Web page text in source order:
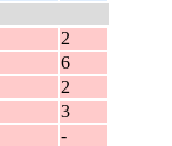
2
6
2
3
-